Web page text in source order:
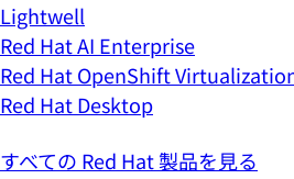
Lightwell
Red Hat AI Enterprise
Red Hat OpenShift
Red Hat Desktop
すべての Red Hat 製品を見る